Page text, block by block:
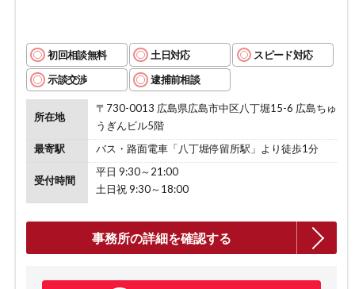
初回相談無料 土日対応 スピード対応
示談交渉 逮捕前相談
所在地
〒730-0013 広島県広島市中区八丁堀15-6 広島ちゅ
うぎんビル5階
最寄駅
バス・路面電車「八丁堀停留所駅」より徒歩1分
受付時間
平日 9:30～21:00
土日祝 9:30～18:00
事務所の詳細を確認する